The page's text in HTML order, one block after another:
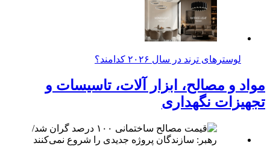
لوسترهای ترند در سال ۲۰۲۶ کدامند؟
مواد و مصالح، ابزار آلات، تاسیسات و
تجهیزات نگهداری